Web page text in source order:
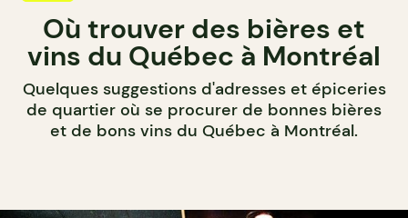
Où trouver des bières et
vins du Québec à Montréal
Quelques suggestions d'adresses et épiceries
de quartier où se procurer de bonnes bières
et de bons vins du Québec à Montréal.